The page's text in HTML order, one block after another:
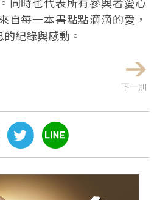
自每一本書點點滴滴的愛，
紀錄與感動。
下一則